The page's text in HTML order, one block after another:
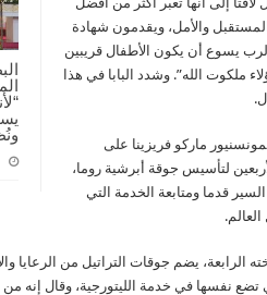
المستقبل والأمل، ويقدمون شهادة
الرب يسوع أن يكون الأطفال قريبين
ملكوت الله”. وشدد البابا في هذا
ماركو فريزينا على
لتأسيس جوقة أبرشية روما،
قدما ومتابعة الخدمة التي
الرابعة، يضم جوقات التراتيل من الرعايا
تضع نفسها في خدمة الليتورجية، وقال إنه